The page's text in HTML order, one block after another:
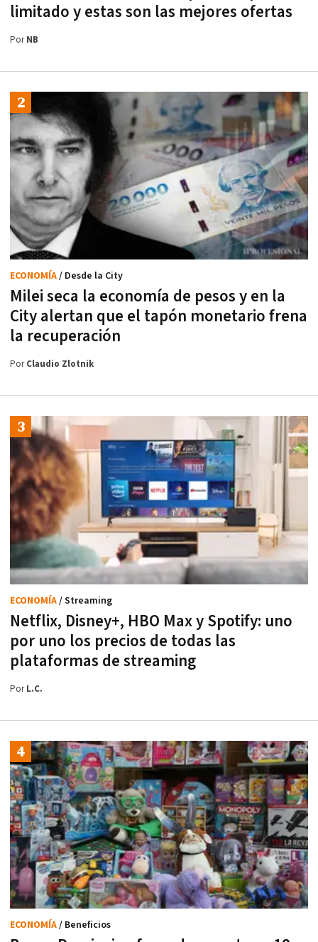
limitado y estas son las mejores ofertas
PorNB
Milei seca la economía de pesos y en la
City alertan que el tapón monetario frena
la recuperación
ECONOMÍA/ Desde la City
PorClaudio Zlotnik
Netflix, Disney+, HBO Max y Spotify: uno
por uno los precios de todas las
plataformas de streaming
ECONOMÍA/ Streaming
PorL.C.
ECONOMÍA/ Beneficios